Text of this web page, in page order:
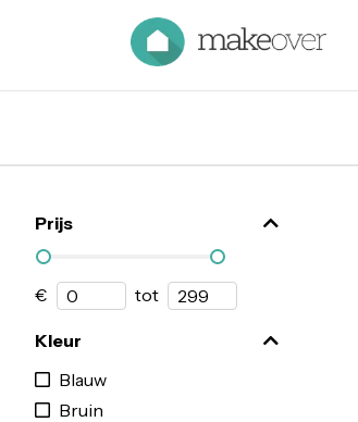
Prijs
€ tot
Kleur
Blauw
Bruin